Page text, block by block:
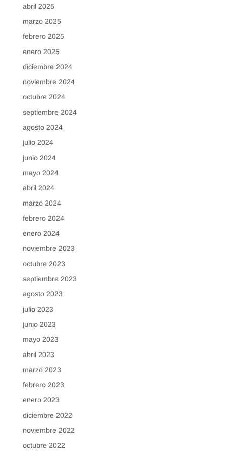
abril 2025
marzo 2025
febrero 2025
enero 2025
diciembre 2024
noviembre 2024
octubre 2024
septiembre 2024
agosto 2024
julio 2024
junio 2024
mayo 2024
abril 2024
marzo 2024
febrero 2024
enero 2024
noviembre 2023
octubre 2023
septiembre 2023
agosto 2023
julio 2023
junio 2023
mayo 2023
abril 2023
marzo 2023
febrero 2023
enero 2023
diciembre 2022
noviembre 2022
octubre 2022